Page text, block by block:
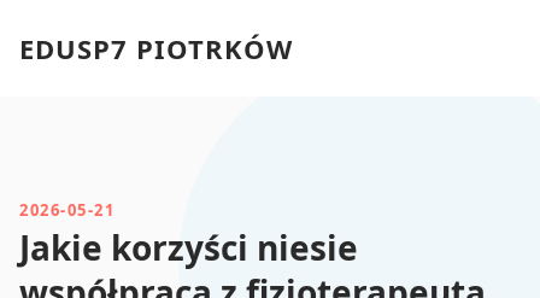
EDUSP7 PIOTRKÓW
2026-05-21
Jakie korzyści niesie